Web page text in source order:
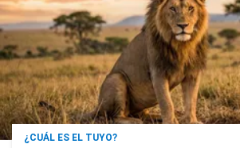
¿CUÁL ES EL TUYO?